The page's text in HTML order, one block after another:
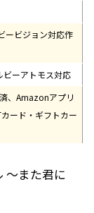
ービジョン対応作
ビーアトモス対応
、Amazonアプリ
ード・ギフトカー
～また君に